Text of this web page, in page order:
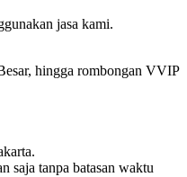
jasa kami.
hingga rombongan VVIP
saja tanpa batasan waktu